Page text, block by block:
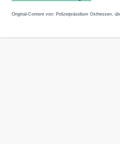
Original-Content von: Polizeipräsidium Osthessen,